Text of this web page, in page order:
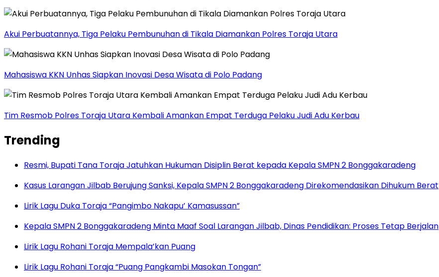
Akui Perbuatannya, Tiga Pelaku Pembunuhan di Tikala Diamankan Polres Toraja Utara
Mahasiswa KKN Unhas Siapkan Inovasi Desa Wisata di Polo Padang
Tim Resmob Polres Toraja Utara Kembali Amankan Empat Terduga Pelaku Judi Adu Kerbau
Trending
Resmi, Bupati Tana Toraja Jatuhkan Hukuman Disiplin Berat kepada Kepala SMPN 2 Bonggakaradeng
Kasus Larangan Jilbab Berujung Sanksi, Kepala SMPN 2 Bonggakaradeng Direkomendasikan Dihukum Berat
Lirik Lagu Duka Toraja “Pangimbo Nakapu’ Kamasussan”
Kepala SMPN 2 Bonggakaradeng Minta Maaf Soal Larangan Jilbab, Dinas Pendidikan: Proses Tetap Berjalan
Lirik Lagu Rohani Toraja Mempala’kan Puang
Lirik Lagu Rohani Toraja “Puang Pangkambi Masokan Tongan”